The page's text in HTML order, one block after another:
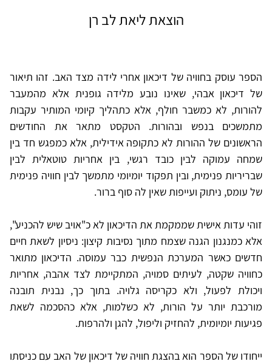
הוצאת ליאת לב רן
הספר עוסק בחוויה של דיכאון אחרי לידה מצד האב. זהו תיאור
של דיכאון אבהי, שאינו נובע מלידה גופנית אלא מהמעבר
להורות, לא כמשבר חולף, אלא כתהליך קיומי המותיר עקבות
מתמשכים בנפש ובהורות. הטקסט מתאר את החודשים
הראשונים של ההורות לא כתקופה אידילית, אלא כמפגש חד בין
שמחה עמוקה לבין כובד רגשי, בין אחריות טוטאלית לבין
שבריריות פנימית, ובין תפקוד יומיומי מתמשך לבין חוויה פנימית
של עומס, ניתוק ועייפות שאין לה סוף ברור.
זוהי עדות אישית שממקמת את הדיכאון לא כ"אויב שיש להכניע",
אלא כמנגנון הגנה שצמח מתוך נסיבות קיצון: ניסיון לשאת חיים
חדשים כאשר המערכת הנפשית כבר עמוסה. הדיכאון מתואר
כחוויה שקטה, לעיתים סמויה, המתקיימת לצד אהבה, אחריות
ויכולת לפעול, ולא כקריסה גלויה. בתוך כך, נבנית תובנה
מורכבת יותר על הורות, לא כשלמות, אלא כהסכמה לשאת
פגיעות יומיומית, להחזיק וליפול, להגן ולהרפות.
ייחודו של הספר הוא בהצגת חוויה של דיכאון של האב עם כניסתו